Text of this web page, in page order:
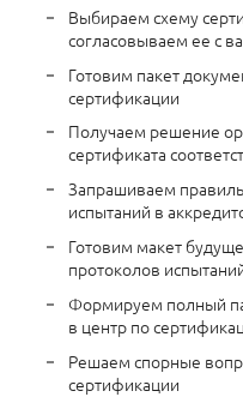
Выбираем схему
согласовываем ее с
Готовим пакет
сертификации
Получаем решение
сертификата
Запрашиваем
испытаний в
Готовим макет
протоколов
Формируем полный
в центр по
Решаем спорные
сертификации